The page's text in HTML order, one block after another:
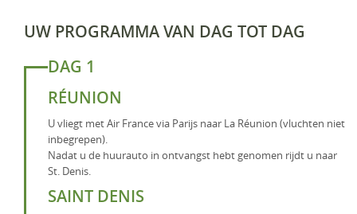
UW PROGRAMMA VAN DAG TOT DAG
DAG 1
RÉUNION
U vliegt met Air France via Parijs naar La Réunion (vluchten niet
inbegrepen).
Nadat u de huurauto in ontvangst hebt genomen rijdt u naar
St. Denis.
SAINT DENIS